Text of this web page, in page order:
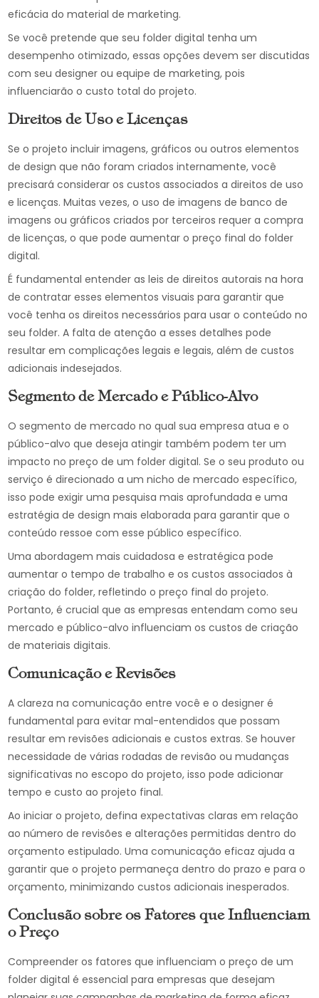
eficácia do material de marketing.
Se você pretende que seu folder digital tenha um
desempenho otimizado, essas opções devem ser discutidas
com seu designer ou equipe de marketing, pois
influenciarão o custo total do projeto.
Direitos de Uso e Licenças
Se o projeto incluir imagens, gráficos ou outros elementos
de design que não foram criados internamente, você
precisará considerar os custos associados a direitos de uso
e licenças. Muitas vezes, o uso de imagens de banco de
imagens ou gráficos criados por terceiros requer a compra
de licenças, o que pode aumentar o preço final do folder
digital.
É fundamental entender as leis de direitos autorais na hora
de contratar esses elementos visuais para garantir que
você tenha os direitos necessários para usar o conteúdo no
seu folder. A falta de atenção a esses detalhes pode
resultar em complicações legais e legais, além de custos
adicionais indesejados.
Segmento de Mercado e Público-Alvo
O segmento de mercado no qual sua empresa atua e o
público-alvo que deseja atingir também podem ter um
impacto no preço de um folder digital. Se o seu produto ou
serviço é direcionado a um nicho de mercado específico,
isso pode exigir uma pesquisa mais aprofundada e uma
estratégia de design mais elaborada para garantir que o
conteúdo ressoe com esse público específico.
Uma abordagem mais cuidadosa e estratégica pode
aumentar o tempo de trabalho e os custos associados à
criação do folder, refletindo o preço final do projeto.
Portanto, é crucial que as empresas entendam como seu
mercado e público-alvo influenciam os custos de criação
de materiais digitais.
Comunicação e Revisões
A clareza na comunicação entre você e o designer é
fundamental para evitar mal-entendidos que possam
resultar em revisões adicionais e custos extras. Se houver
necessidade de várias rodadas de revisão ou mudanças
significativas no escopo do projeto, isso pode adicionar
tempo e custo ao projeto final.
Ao iniciar o projeto, defina expectativas claras em relação
ao número de revisões e alterações permitidas dentro do
orçamento estipulado. Uma comunicação eficaz ajuda a
garantir que o projeto permaneça dentro do prazo e para o
orçamento, minimizando custos adicionais inesperados.
Conclusão sobre os Fatores que Influenciam
o Preço
Compreender os fatores que influenciam o preço de um
folder digital é essencial para empresas que desejam